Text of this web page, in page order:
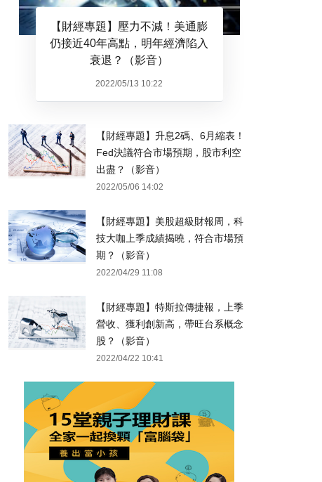
【財經專題】壓力不減！美通膨
仍接近40年高點，明年經濟陷入
衰退？（影音）
2022/05/13 10:22
【財經專題】升息2碼、6月縮表！
Fed決議符合市場預期，股市利空
出盡？（影音）
2022/05/06 14:02
【財經專題】美股超級財報周，科
技大咖上季成績揭曉，符合市場預
期？（影音）
2022/04/29 11:08
【財經專題】特斯拉傳捷報，上季
營收、獲利創新高，帶旺台系概念
股？（影音）
2022/04/22 10:41